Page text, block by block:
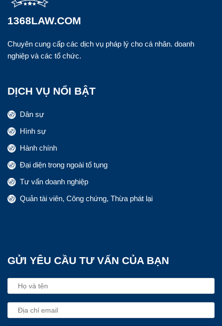
1368LAW.COM
Chuyên cung cấp các dịch vụ pháp lý cho cá nhân. doanh
nghiệp và các tổ chức.
DỊCH VỤ NỔI BẬT
Dân sự
Hình sự
Hành chính
Đại diện trong ngoài tố tụng
Tư vấn doanh nghiệp
Quản tài viên, Công chứng, Thừa phát lại
GỬI YÊU CẦU TƯ VẤN CỦA BẠN